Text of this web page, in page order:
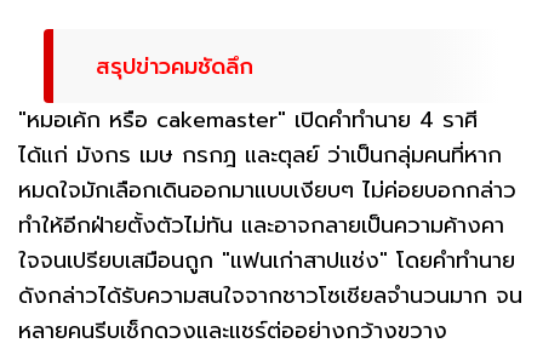
สรุปข่าวคมชัดลึก
"หมอเค้ก หรือ cakemaster" เปิดคำทำนาย 4 ราศี
ได้แก่ มังกร เมษ กรกฎ และตุลย์ ว่าเป็นกลุ่มคนที่หาก
หมดใจมักเลือกเดินออกมาแบบเงียบๆ ไม่ค่อยบอกกล่าว
ทำให้อีกฝ่ายตั้งตัวไม่ทัน และอาจกลายเป็นความค้างคา
ใจจนเปรียบเสมือนถูก "แฟนเก่าสาปแช่ง" โดยคำทำนาย
ดังกล่าวได้รับความสนใจจากชาวโซเชียลจำนวนมาก จน
หลายคนรีบเช็กดวงและแชร์ต่ออย่างกว้างขวาง